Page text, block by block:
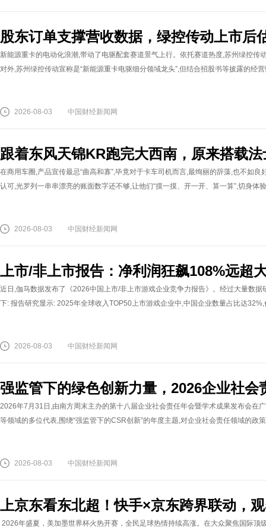
股东订单支撑营收数据，绿控传动上市后
新能源重卡的电动化浪潮,带动了电驱配套赛道景气上行。依托赛道热度,苏州绿控传
对外,苏州绿控传动宣称是“新能源重卡电驱细分领域龙头”,但结合招股书等披露的经
2026-08-03 中国财经新闻网
跟着东风天锦KR跑完大西南，原来搭载法
在商用车圈,产品宣传最忌“曲高和寡”,毕竟对于卡车司机而言,最绚丽的辞藻,也不如
认可,光罗列一串串漂亮的账面数字还不够,让他们“摸一摸、开一开、算一算”,切身体
2026-08-03 中国财经新闻网
上市/非上市报告：净利润狂飙108%远超
近日,伽马数据发布了《2026中国上市/非上市游戏企业竞争力报告》。经过大量数
下: 报告研究显示: 2025年全球收入TOP50上市游戏企业中,中国企业数量占比达
2026-08-03 中国财经新闻网
强监管下的绿色创新力量，2026企业社会
2026年7月31日,由南方周末主办的第十八届企业社会责任年会暨学术成果发布会在
等领域的多位代表,围绕“强监管下的CSR创新”的年度主题,对企业社会责任领域的政
2026-08-03 中国财经新闻网
上京东看东北超！快手×京东跨界联动，
2026年盛夏，美加墨世界杯火热开赛，全民足球热情持续高涨。在大众聚焦国际顶